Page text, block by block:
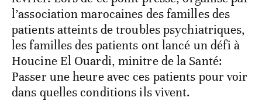
l’association marocaines des familles des
patients atteints de troubles psychiatriques,
les familles des patients ont lancé un défi à
Houcine El Ouardi, minitre de la Santé:
Passer une heure avec ces patients pour voir
dans quelles conditions ils vivent.